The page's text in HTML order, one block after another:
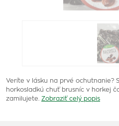
Veríte v lásku na prvé ochutnanie?
horkosladkú chuť brusníc v horkej
zamilujete. Zobraziť celý popis